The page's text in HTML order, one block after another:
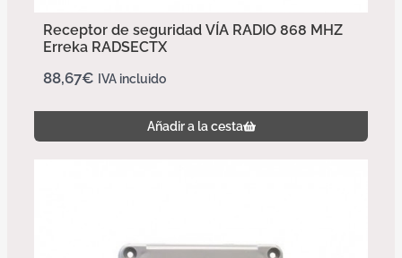
Receptor de seguridad VÍA RADIO 868 MHZ
Erreka RADSECTX
88,67€ IVA incluido
Añadir a la cesta